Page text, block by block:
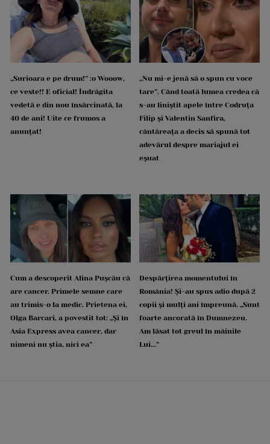
„Surioara e pe drum!” :o Wooow,
ce veste!! E oficial! Îndrăgita
vedetă e din nou însărcinată, la
40 de ani! Uite ce frumos a
anunțat!
„Nu mi-e jenă să o spun cu voce
tare”. Când toată lumea credea că
s-au liniștit apele între Codruța
Filip și Valentin Sanfira,
cântăreața a decis să spună tot
adevărul despre mariajul ei
eșuat
Cum a descoperit Alina Pușcău că
are cancer. Primele semne care
au trimis-o la medic. Prietena ei,
Olga Barcari, a povestit tot: „Și în
Asia Express avea cancer, dar
nimeni nu știa, nici ea”
Despărțirea momentului în
România! Și-au spus adio după 2
copii și mulți ani împreună. „Sunt
foarte ancorată în Dumnezeu.
Am lăsat tot greul în mâinile
Lui...”